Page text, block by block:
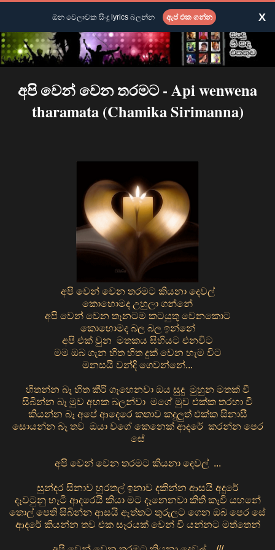
අපි වෙන් වෙන තරමට - Api wenwena
tharamata (Chamika Sirimanna)
අපි වෙන් වෙන තරමට කියනා දෙවල්
කොහොමද උහුලා ගන්නේ
අපි වෙන් වෙන තෑනටම කටයුතු වෙනකොට
කොහොමද බල බල ඉන්නේ
අපි එක් වුන මතකය සිහියට එනවිට
මම ඔබ ගැන හිත හිත දුක් වෙන හැම විට
මනසයි වන්දි ගෙවන්නේ...
හිතන්න බෑ හිත කීරි ගෑහෙනවා ඔය සුදු මුහුන මතක් වී
සිබින්න බෑ මුව අහක බලන්වා මගේ මුව එක්ක තරහා වී
කියන්න බෑ අපේ ආදෙරෙ කතාව කදුලුත් එක්ක සිනාසී
සොයන්න බෑ තව ඔයා වගේ කෙනෙක් ආදරේ කරන්න පෙර
සේ
අපි වෙන් වෙන තරමට කියනා දෙවල් ...
සුන්දර සිනාව හුරතල් ඉනාව දකින්න ආසයි අදුරේ
දෑවටුනු හෑටි ආදරෙයි කියා මට දෑනෙනවා කිති කෑවි යහනේ
තොල් පෙති සිබින්න ආසයි ඈත්තට තුරුලට ගෙන ඔබ පෙර සේ
ආදරේ කියන්න තව එක සෑරයක් වෙන් වී යන්නට මත්තෙන්
ඕන වෙලාවක සිංදු lyrics බලන්න ඇප් එක ගන්න X